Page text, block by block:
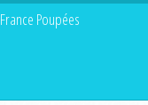
France Poupées